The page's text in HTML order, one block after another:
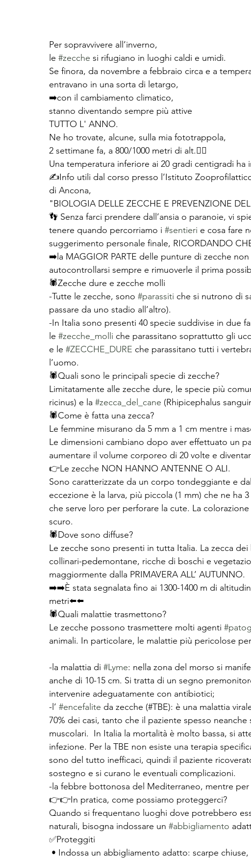
Per sopravvivere all’inverno,
le #zecche si rifugiano in luoghi caldi e umidi.
Se finora, da novembre a febbraio circa e a
entravano in una sorta di letargo,
➡️con il cambiamento climatico,
stanno diventando sempre più attive
TUTTO L' ANNO.
Ne ho trovate, alcune, sulla mia fototrappola,
2 settimane fa, a 800/1000 metri di alt.🤦‍♂️
Una temperatura inferiore ai 20 gradi centigradi
✍Info utili dal corso presso l’Istituto
di Ancona,
"BIOLOGIA DELLE ZECCHE E PREVENZIONE
👣 Senza farci prendere dall’ansia o paranoie, vi
tenere quando percorriamo i #sentieri e cosa fare
suggerimento personale finale, RICORDANDO
➡️la MAGGIOR PARTE delle punture di zecche
autocontrollarsi sempre e rimuoverle il prima
🕷Zecche dure e zecche molli
-Tutte le zecche, sono #parassiti che si nutrono di
passare da uno stadio all’altro).
-In Italia sono presenti 40 specie suddivise in due
le #zecche_molli che parassitano soprattutto gli
e le #ZECCHE_DURE che parassitano tutti i
l’uomo.
🕷Quali sono le principali specie di zecche?
Limitatamente alle zecche dure, le specie più
ricinus) e la #zecca_del_cane (Rhipicephalus
🕷Come è fatta una zecca?
Le femmine misurano da 5 mm a 1 cm mentre i
Le dimensioni cambiano dopo aver effettuato un
aumentare il volume corporeo di 20 volte e
👉Le zecche NON HANNO ANTENNE O ALI.
Sono caratterizzate da un corpo tondeggiante e
eccezione è la larva, più piccola (1 mm) che ne ha
che serve loro per perforare la cute. La
scuro.
🕷Dove sono diffuse?
Le zecche sono presenti in tutta Italia. La zecca
collinari-pedemontane, ricche di boschi e
maggiormente dalla PRIMAVERA ALL’ AUTUNNO.
➡️➡️È stata segnalata fino ai 1300-1400 m di
metri⬅️⬅️
🕷Quali malattie trasmettono?
Le zecche possono trasmettere molti agenti
animali. In particolare, le malattie
-la malattia di #Lyme: nella zona del morso si
anche di 10-15 cm. Si tratta di un segno
intervenire adeguatamente con antibiotici;
-l’ #encefalite da zecche (#TBE): è una malattia
70% dei casi, tanto che il paziente spesso
muscolari.  In Italia la mortalità è molto bassa, si
infezione. Per la TBE non esiste una terapia
sono del tutto inefficaci, quindi il paziente
sostegno e si curano le eventuali complicazioni.
-la febbre bottonosa del Mediterraneo, mentre per
👉👉In pratica, come possiamo proteggerci?
Quando si frequentano luoghi dove potrebbero
naturali, bisogna indossare un #abbigliamento
✅Proteggiti